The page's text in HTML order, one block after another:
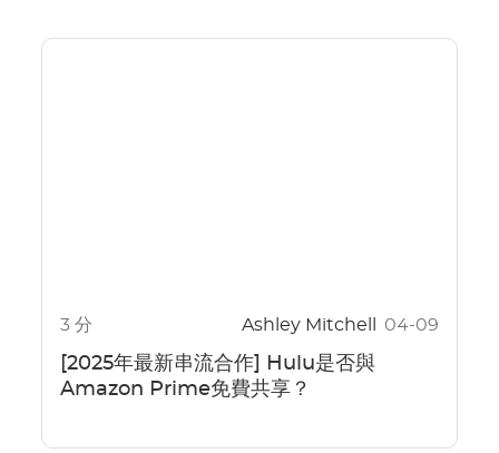
3 分 Ashley Mitchell 04-09
[2025年最新串流合作] Hulu是否與
Amazon Prime免費共享？